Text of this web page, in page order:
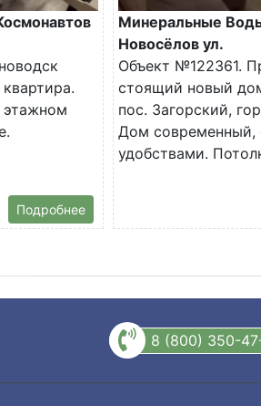
этажном
Подробнее
Минеральные
Новосёлов ул.
Объект №122361.
стоящий новый
пос. Загорский,
Дом современный,
удобствами.
8 (800) 350-